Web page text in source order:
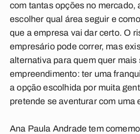
com tantas opções no mercado,
escolher qual área seguir e
que a empresa vai dar certo. O
empresário pode correr, mas
alternativa para quem quer mais
empreendimento: ter uma
a opção escolhida por muita
pretende se aventurar com uma
Ana Paula Andrade tem